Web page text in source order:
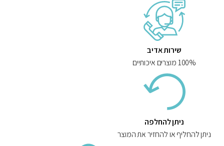
שירות אדיב
100% מוצרים איכותיים
ניתן להחלפה
ניתן להחליף או להחזיר את המוצר